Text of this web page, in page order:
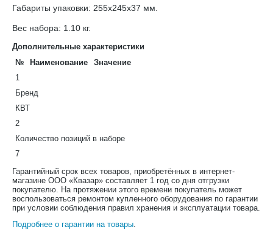
Габариты упаковки: 255х245х37 мм.
Вес набора: 1.10 кг.
Дополнительные характеристики
№
Наименование
Значение
1
Бренд
КВТ
2
Количество позиций в наборе
7
Гарантийный срок всех товаров, приобретённых в интернет-
магазине ООО «Квазар» составляет 1 год со дня отгрузки
покупателю. На протяжении этого времени покупатель может
воспользоваться ремонтом купленного оборудования по гарантии
при условии соблюдения правил хранения и эксплуатации товара.
Подробнее о гарантии на товары.